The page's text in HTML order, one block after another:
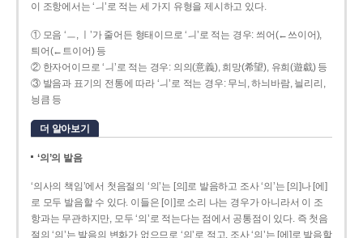
이 조항에서는 ‘ㅢ’로 적는 세 가지 유형을 제시하고 있다.
① 모음 ‘ㅡ, ㅣ’가 줄어든 형태이므로 ‘ㅢ’로 적는 경우: 씌어(←쓰이어),
틔어(←트이어) 등
② 한자어이므로 ‘ㅢ’로 적는 경우: 의의(意義), 희망(希望), 유희(遊戱) 등
③ 발음과 표기의 전통에 따라 ‘ㅢ’로 적는 경우: 무늬, 하늬바람, 늴리리,
닁큼 등
더 알아보기
‘의’의 발음
‘의사의 책임’에서 첫음절의 ‘의’는 [의]로 발음하고 조사 ‘의’는 [의]나 [에]
로 모두 발음할 수 있다. 이들은 [이]로 소리 나는 경우가 아니라서 이 조
항과는 무관하지만, 모두 ‘의’로 적는다는 점에서 공통점이 있다. 즉 첫음
절의 ‘의’는 발음의 변화가 없으므로 ‘의’로 적고, 조사 ‘의’는 [에]로 발음할